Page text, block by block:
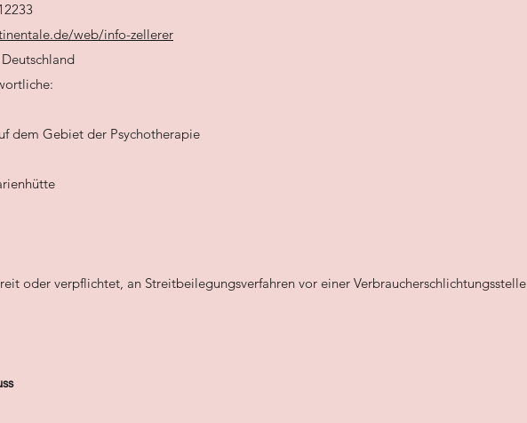
web/info-zellerer
dem Gebiet der Psychotherapie
oder verpflichtet, an Streitbeilegungsverfahren vor einer Verbraucherschlichtungsstelle